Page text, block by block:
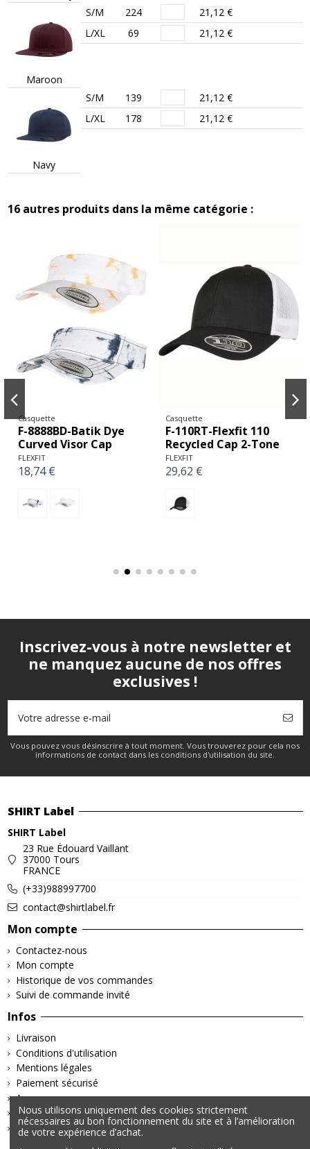
Maroon
S/M 224
21,12 €
L/XL
69 21,12 €
Navy
S/M 139
21,12 €
L/XL
178 21,12 €
16 autres produits dans la même catégorie :
Casquette
F-8888BD-Batik Dye
Curved Visor Cap
FLEXFIT
18,74 €
Casquette
F-110RT-Flexfit 110
Recycled Cap 2-Tone
FLEXFIT
29,62 €
Inscrivez-vous à notre newsletter et
ne manquez aucune de nos offres
exclusives !
Vous pouvez vous désinscrire à tout moment. Vous trouverez pour cela nos
informations de contact dans les conditions d'utilisation du site.
SHIRT Label
SHIRT Label
23 Rue Édouard Vaillant
37000 Tours
FRANCE
(+33)988997700
contact@shirtlabel.fr
Mon compte
Contactez-nous
Mon compte
Historique de vos commandes
Suivi de commande invité
Infos
Livraison
Conditions d'utilisation
Mentions légales
Paiement sécurisé
A propos
Retours & Remboursements
Politique de confidentialité
Nous utilisons uniquement des cookies strictement
nécessaires au bon fonctionnement du site et à l’amélioration
de votre expérience d’achat.